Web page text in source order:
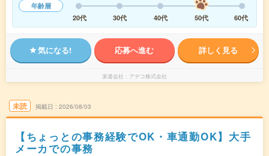
年齢層
20代
30代 40代 50代 60代
気になる! 応募へ進む 詳しく見る
派遣会社 アデコ株式会社
未読 掲載日 2026/08/03
【ちょっとの事務経験でOK・車通勤OK】大手
メーカでの事務